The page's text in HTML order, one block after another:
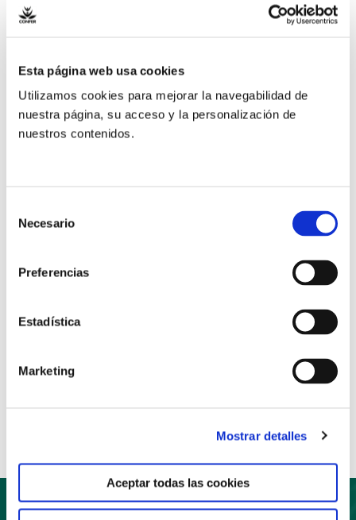
Esta página web usa cookies
Utilizamos cookies para mejorar la navegabilidad de
nuestra página, su acceso y la personalización de
nuestros contenidos.
Necesario
Preferencias
Estadística
Marketing
Mostrar detalles
Aceptar todas las cookies
del Hijo de Dios. María de Nazaret y su doble
maternidad”. Este encuentro correrá a cargo de
En torno a las 12:00 horas del medio día habrá un
encuentro también con el Arzobispo de Valencia
Enrique Benavent.
Inmaculada situado en la calle Ayora, 24 de Valencia.
Para llevar a cabo la inscripción pincha en el
Anterior Siguiente